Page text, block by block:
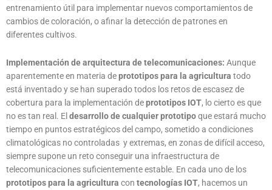
entrenamiento útil para implementar nuevos comportamientos de
cambios de coloración, o afinar la detección de patrones en
diferentes cultivos.
Implementación de arquitectura de telecomunicaciones: Aunque
aparentemente en materia deprototipos para la agricultura todo
está inventado y se han superado todos los retos de escasez de
cobertura para la implementación deprototipos IOT, lo cierto es que
no es tan real. Eldesarrollo de cualquier prototipoque estará mucho
tiempo en puntos estratégicos del campo, sometido a condiciones
climatológicas no controladas y extremas, en zonas de difícil acceso,
siempre supone un reto conseguir una infraestructura de
telecomunicaciones suficientemente estable. En cada uno de los
prototipos para la agricultura con tecnologías IOT, hacemos un